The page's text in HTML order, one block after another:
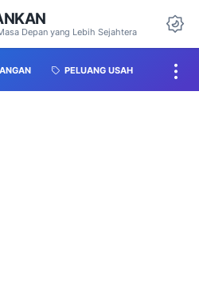
Depan yang Lebih Sejahtera
PELUANG USAH